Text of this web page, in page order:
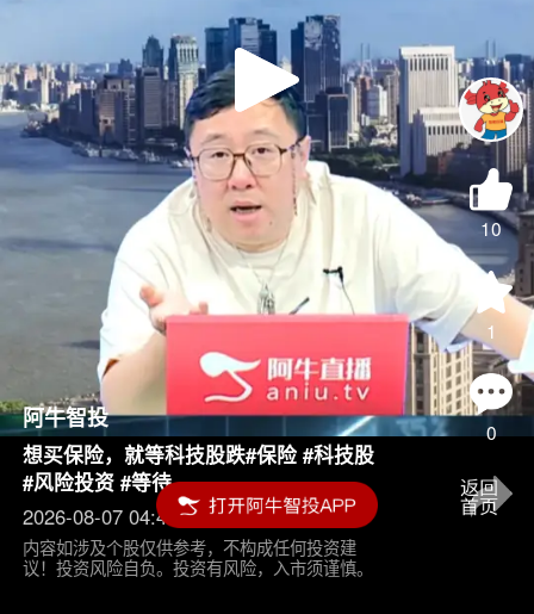
Play
Video
10
1
0
阿牛智投
想买保险，就等科技股跌#保险 #科技股
#风险投资 #等待
2026-08-07 04:45
内容如涉及个股仅供参考，不构成任何投资建
议！投资风险自负。投资有风险，入市须谨慎。